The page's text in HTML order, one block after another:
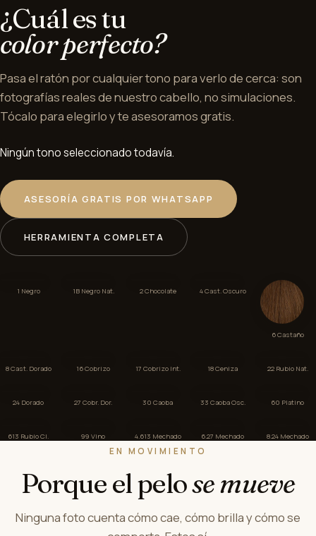
¿Cuál es tu
color perfecto?
Pasa el ratón por cualquier tono para verlo de cerca: son
fotografías reales de nuestro cabello, no simulaciones.
Tócalo para elegirlo y te asesoramos gratis.
Ningún tono seleccionado todavía.
ASESORÍA GRATIS POR WHATSAPP
HERRAMIENTA COMPLETA
1 Negro 1B Negro Nat. 2 Chocolate 4 Cast. Oscuro
6 Castaño
8 Cast. Dorado 16 Cobrizo 17 Cobrizo Int. 18 Ceniza 22 Rubio Nat.
24 Dorado 27 Cobr. Dor. 30 Caoba 33 Caoba Osc. 60 Platino
613 Rubio Cl. 99 Vino 4.613 Mechado 6.27 Mechado 8.24 Mechado
EN MOVIMIENTO
Porque el pelose mueve
Ninguna foto cuenta cómo cae, cómo brilla y cómo se